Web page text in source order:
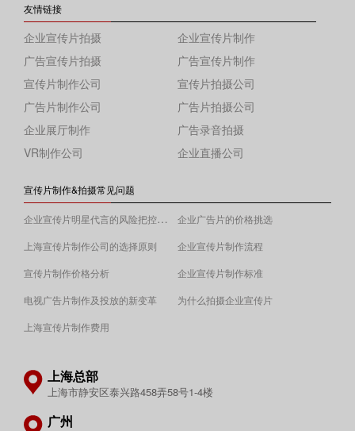
友情链接
企业宣传片拍摄
企业宣传片制作
广告宣传片拍摄
广告宣传片制作
宣传片制作公司
宣传片拍摄公司
广告片制作公司
广告片拍摄公司
企业展厅制作
广告录音拍摄
VR制作公司
企业直播公司
宣传片制作&拍摄常见问题
企业宣传片明星代言的风险把控须知
企业广告片的价格挑选
上海宣传片制作公司的选择原则
企业宣传片制作流程
宣传片制作价格分析
企业宣传片制作标准
电视广告片制作及投放的新变革
为什么拍摄企业宣传片
上海宣传片制作费用
上海总部
上海市静安区泰兴路458弄58号1-4楼
广州